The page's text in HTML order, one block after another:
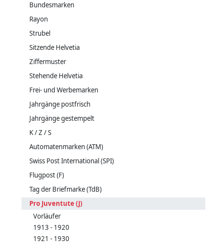
Bundesmarken
Rayon
Strubel
Sitzende Helvetia
Ziffermuster
Stehende Helvetia
Frei- und Werbemarken
Jahrgänge postfrisch
Jahrgänge gestempelt
K / Z / S
Automatenmarken (ATM)
Swiss Post International (SPI)
Flugpost (F)
Tag der Briefmarke (TdB)
Pro Juventute (J)
Vorläufer
1913 - 1920
1921 - 1930